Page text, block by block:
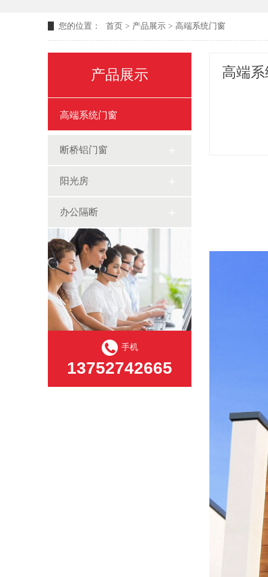
您的位置： 首页 > 产品展示 > 高端系统门窗
产品展示
高端系统门窗
断桥铝门窗
阳光房
办公隔断
手机
13752742665
高端